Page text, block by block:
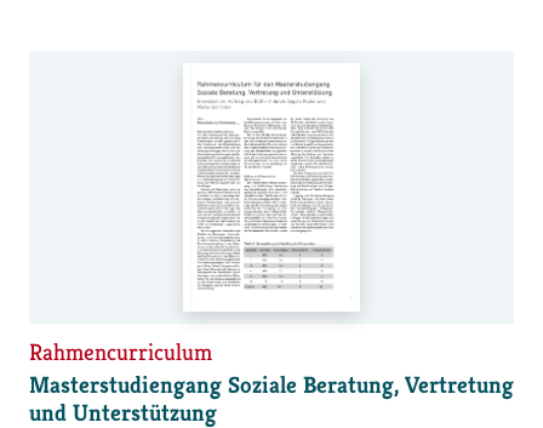
Rahmencurriculum
Masterstudiengang Soziale Beratung, Vertretung
und Unterstützung